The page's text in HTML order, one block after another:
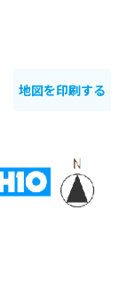
地図を印刷する